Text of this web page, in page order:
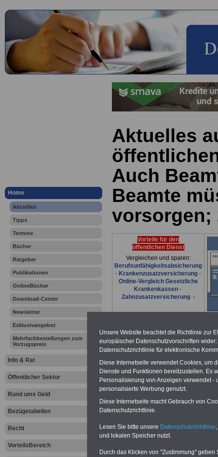
Home
Aktuelles
Tipps
Termine
Bücher
Ratgeber
Publikationen
OnlineBücher
Download-Center
Newsletter
Exklusivangebot
Mehrfachbestellungen zum
Vorzugspreis
Info & Rat
Öffentlicher Sektor
Rund ums Geld
Bezügetabellen
Recht
VorteilsBereich
Aktuelles
Auch
Beamte
vorsorgen;
Vorteile für den
öffentlichen Dienst
Vergleichen und sparen:
Berufsunfähigkeitsabsicherung
- Krankenzusatzversicherung -
Online-Vergleich Gesetzliche
Krankenkassen-
Zahnzusatzversicherung-
Ihr
den Fall der
Leben
Zur Übersicht
Unsere Website beachtet die Richtlinie zur
europäischer Datenschutzvorschriften
Datenschutzrichtlinie für elektronische
Diese Internetseite verwendet Cookies, um
Dienste und Funktionen bereitzustellen. Es
Personalisierung von Anzeigen verwendet
personalisierte Werbung genutzt.
Diese Internetseite macht Gebrauch von
Datenschutzrichtlinie.
Lesen Sie bitte unsere Datenschutzrichtlinie
und lokalen Speicher nutzt.
Durch das Klicken von "Zustimmung"